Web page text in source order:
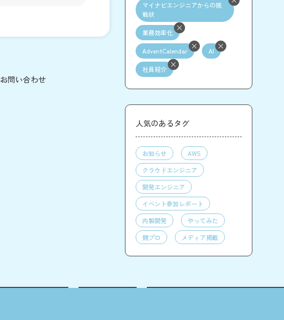
お問い合わせ
マイナビエンジニアからの挑
戦状
業務効率化
AdventCalendar AI
社員紹介
人気のあるタグ
お知らせ
AWS
クラウドエンジニア
開発エンジニア
イベント参加レポート
内製開発
やってみた
競プロ
メディア掲載